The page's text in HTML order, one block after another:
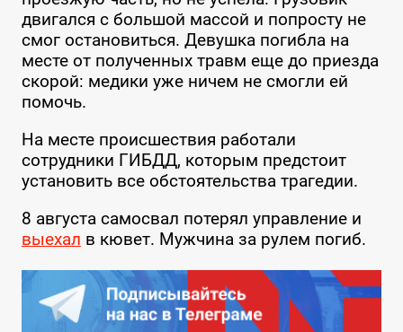
двигался с большой массой и попросту не
смог остановиться. Девушка погибла на
месте от полученных травм еще до приезда
скорой: медики уже ничем не смогли ей
помочь.
На месте происшествия работали
сотрудники ГИБДД, которым предстоит
установить все обстоятельства трагедии.
8 августа самосвал потерял управление и
выехал в кювет. Мужчина за рулем погиб.